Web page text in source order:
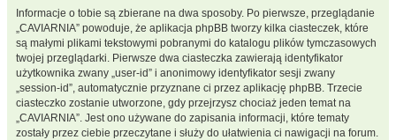
Informacje o tobie są zbierane na dwa sposoby. Po pierwsze, przeglądanie
„CAVIARNIA” powoduje, że aplikacja phpBB tworzy kilka ciasteczek, które
są małymi plikami tekstowymi pobranymi do katalogu plików tymczasowych
twojej przeglądarki. Pierwsze dwa ciasteczka zawierają identyfikator
użytkownika zwany „user-id” i anonimowy identyfikator sesji zwany
„session-id”, automatycznie przyznane ci przez aplikację phpBB. Trzecie
ciasteczko zostanie utworzone, gdy przejrzysz chociaż jeden temat na
„CAVIARNIA”. Jest ono używane do zapisania informacji, które tematy
zostały przez ciebie przeczytane i służy do ułatwienia ci nawigacji na forum.